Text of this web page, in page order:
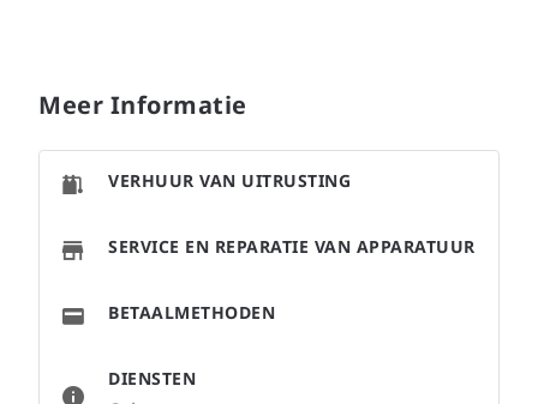
Meer Informatie
DIENSTEN
VERHUUR VAN UITRUSTING
SERVICE EN REPARATIE VAN APPARATUUR
BETAALMETHODEN